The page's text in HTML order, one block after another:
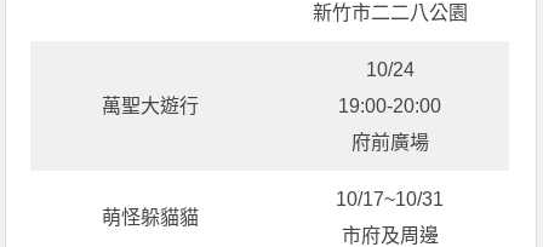
新竹市二二八公園
萬聖大遊行
10/24
19:00-20:00
府前廣場
萌怪躲貓貓
10/17~10/31
市府及周邊